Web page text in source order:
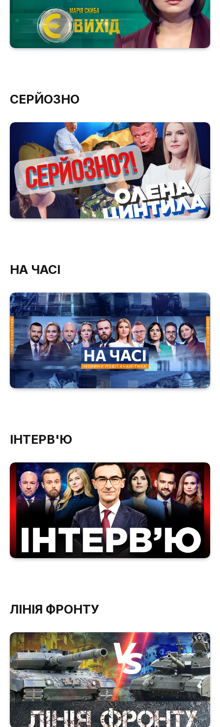
СЕРЙОЗНО
НА ЧАСІ
ІНТЕРВ'Ю
ЛІНІЯ ФРОНТУ